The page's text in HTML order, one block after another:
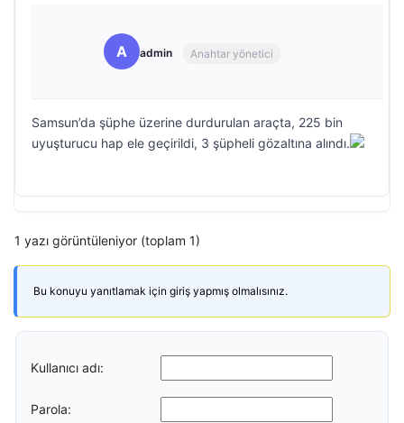
A admin Anahtar yönetici
Samsun’da şüphe üzerine durdurulan araçta, 225 bin
uyuşturucu hap ele geçirildi, 3 şüpheli gözaltına alındı.
1 yazı görüntüleniyor (toplam 1)
Bu konuyu yanıtlamak için giriş yapmış olmalısınız.
Kullanıcı adı:
Parola: